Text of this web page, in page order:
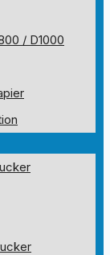
/ D1000